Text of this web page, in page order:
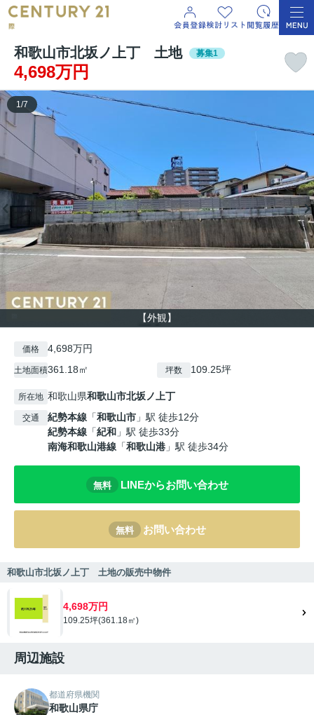
和歌山市北坂ノ上丁 土地 募集1
4,698万円
【外観】
1/7
価格 4,698万円
土地面積361.18㎡ 坪数 109.25坪
所在地 和歌山県和歌山市北坂ノ上丁
交通 紀勢本線 「和歌山市 」駅 徒歩12分
紀勢本線 「紀和 」駅 徒歩33分
南海和歌山港線 「和歌山港 」駅 徒歩34分
無料 LINEからお問い合わせ
無料 お問い合わせ
和歌山市北坂ノ上丁 土地の販売中物件
4,698万円
109.25坪(361.18㎡)
周辺施設
都道府県機関
和歌山県庁